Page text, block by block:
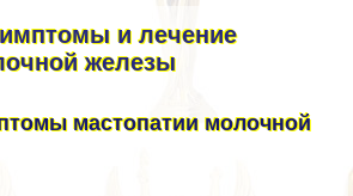
и лечение
железы
мастопатии молочной